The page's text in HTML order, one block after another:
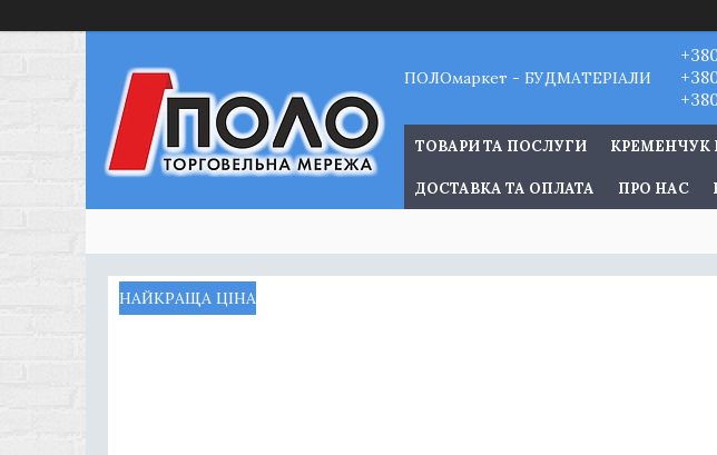
ПОЛОмаркет - БУДМАТЕРІАЛИ
ТОВАРИ ТА ПОСЛУГИ КРЕМЕНЧУК
ДОСТАВКА ТА ОПЛАТА ПРО НАС
НАЙКРАЩА ЦІНА